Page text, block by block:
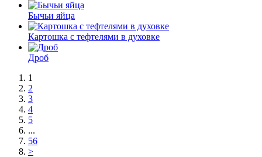
Бычьи яйца
Картошка с тефтелями в духовке
Дроб
1
2
3
4
5
...
56
>